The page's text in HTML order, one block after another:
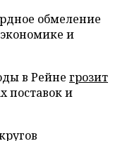
обмеление
и
в Рейне грозит
поставок и